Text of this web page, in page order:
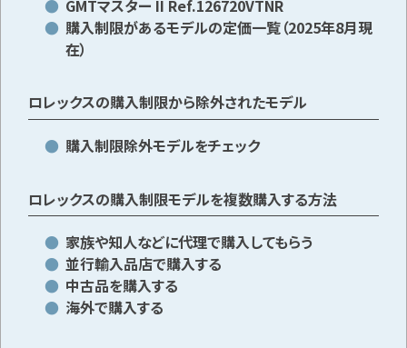
GMTマスター II Ref.126720VTNR
購入制限があるモデルの定価一覧（2025年8月現
在）
ロレックスの購入制限から除外されたモデル
購入制限除外モデルをチェック
ロレックスの購入制限モデルを複数購入する方法
家族や知人などに代理で購入してもらう
並行輸入品店で購入する
中古品を購入する
海外で購入する